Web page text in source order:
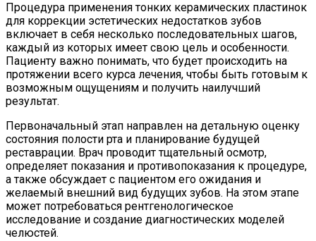
Процедура применения тонких керамических пластинок
для коррекции эстетических недостатков зубов
включает в себя несколько последовательных шагов,
каждый из которых имеет свою цель и особенности.
Пациенту важно понимать, что будет происходить на
протяжении всего курса лечения, чтобы быть готовым к
возможным ощущениям и получить наилучший
результат.
Первоначальный этап направлен на детальную оценку
состояния полости рта и планирование будущей
реставрации. Врач проводит тщательный осмотр,
определяет показания и противопоказания к процедуре,
а также обсуждает с пациентом его ожидания и
желаемый внешний вид будущих зубов. На этом этапе
может потребоваться рентгенологическое
исследование и создание диагностических моделей
челюстей.